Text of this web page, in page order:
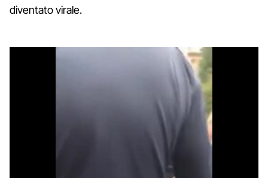
diventato virale.